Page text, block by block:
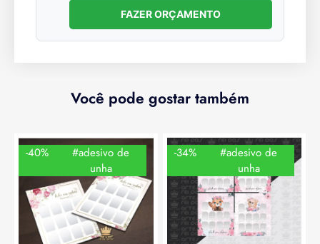
FAZER ORÇAMENTO
Você pode gostar também
-40%
#adesivo de
unha
-34%
#adesivo de
unha